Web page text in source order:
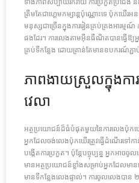
ត្រឹមតែជាហ្គេមកម្សាន្តប៉ុណ្ណោះទេ ប៉ុកឃើ
មនុស្សជាច្រើនក្នុងការរៀនគ្រប់គ្រងអារម្មណ៍
ផងដែរ។ ការលេងតាមអ៊ីនធឺណិតបានធ្វើឱ្យ
គ្រប់ទីកន្លែង ដោយគ្រាន់តែមានឧបករណ៍ភ្
ភាពងាយស្រួលក្នុងក
វេលា
អត្ថប្រយោជន៍ដ៏ធំបំផុតមួយនៃការលេងប៉ុក
អ្នកដែលចង់លេងប៉ុកឃើរត្រូវធ្វើដំណើរទៅក
បង្កើតការប្រកួត។ ប៉ុន្តែបច្ចុប្បន្ន អ្នកអាច
មានអត្ថប្រយោជន៍ខ្លាំងសម្រាប់អ្នកដែល
មានទីកន្លែងលេងផ្ទាល់។ ការចូលលេងបាន